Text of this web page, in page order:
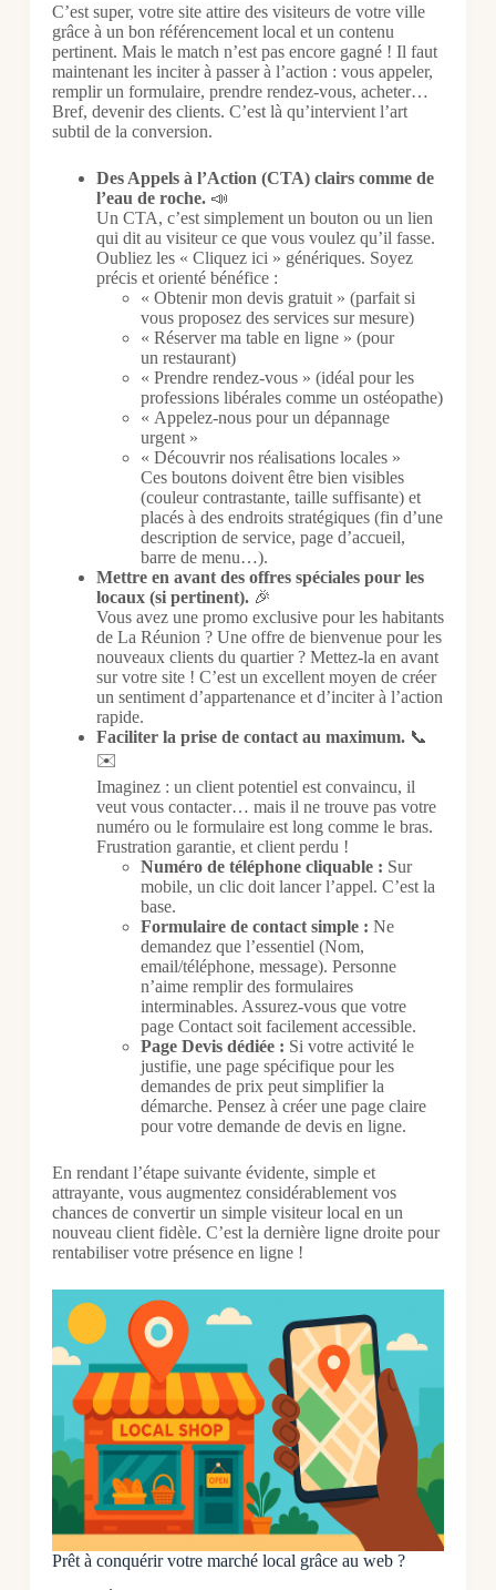
C’est super, votre site attire des visiteurs de votre ville
grâce à un bon référencement local et un contenu
pertinent. Mais le match n’est pas encore gagné ! Il faut
maintenant les inciter à passer à l’action : vous appeler,
remplir un formulaire, prendre rendez-vous, acheter…
Bref, devenir des clients. C’est là qu’intervient l’art
subtil de la conversion.
Des Appels à l’Action (CTA) clairs comme de
l’eau de roche.📣
Un CTA, c’est simplement un bouton ou un lien
qui dit au visiteur ce que vous voulez qu’il fasse.
Oubliez les « Cliquez ici » génériques. Soyez
précis et orienté bénéfice :
« Obtenir mon devis gratuit » (parfait si
vous proposez des services sur mesure)
« Réserver ma table en ligne » (pour
un restaurant)
« Prendre rendez-vous » (idéal pour les
professions libérales comme un ostéopathe)
« Appelez-nous pour un dépannage
urgent »
« Découvrir nos réalisations locales »
Ces boutons doivent être bien visibles
(couleur contrastante, taille suffisante) et
placés à des endroits stratégiques (fin d’une
description de service, page d’accueil,
barre de menu…).
Mettre en avant des offres spéciales pour les
locaux (si pertinent).🎉
Vous avez une promo exclusive pour les habitants
de La Réunion ? Une offre de bienvenue pour les
nouveaux clients du quartier ? Mettez-la en avant
sur votre site ! C’est un excellent moyen de créer
un sentiment d’appartenance et d’inciter à l’action
rapide.
Faciliter la prise de contact au maximum.📞
✉️
Imaginez : un client potentiel est convaincu, il
veut vous contacter… mais il ne trouve pas votre
numéro ou le formulaire est long comme le bras.
Frustration garantie, et client perdu !
Numéro de téléphone cliquable : Sur
mobile, un clic doit lancer l’appel. C’est la
base.
Formulaire de contact simple : Ne
demandez que l’essentiel (Nom,
email/téléphone, message). Personne
n’aime remplir des formulaires
interminables. Assurez-vous que votre
page Contact soit facilement accessible.
Page Devis dédiée : Si votre activité le
justifie, une page spécifique pour les
demandes de prix peut simplifier la
démarche. Pensez à créer une page claire
pour votre demande de devis en ligne.
En rendant l’étape suivante évidente, simple et
attrayante, vous augmentez considérablement vos
chances de convertir un simple visiteur local en un
nouveau client fidèle. C’est la dernière ligne droite pour
rentabiliser votre présence en ligne !
Prêt à conquérir votre marché local grâce au web ?